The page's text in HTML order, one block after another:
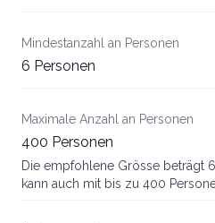
Mindestanzahl an Personen
6 Personen
Maximale Anzahl an Personen
400 Personen
Die empfohlene Grösse beträgt
kann auch mit bis zu 400